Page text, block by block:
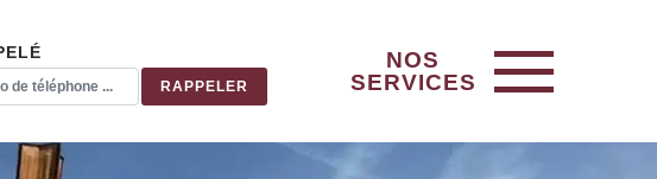
NOS
SERVICES